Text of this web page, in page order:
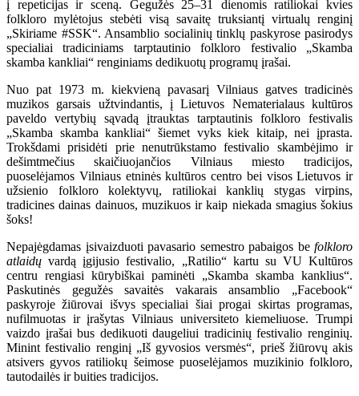
į repeticijas ir sceną. Gegužės 25–31 dienomis ratiliokai kvies
folkloro mylėtojus stebėti visą savaitę truksiantį virtualų renginį
„Skiriame #SSK“. Ansamblio socialinių tinklų paskyrose pasirodys
specialiai tradiciniams tarptautinio folkloro festivalio „Skamba
skamba kankliai“ renginiams dedikuotų programų įrašai.
Nuo pat 1973 m. kiekvieną pavasarį Vilniaus gatves tradicinės
muzikos garsais užtvindantis, į Lietuvos Nematerialaus kultūros
paveldo vertybių sąvadą įtrauktas tarptautinis folkloro festivalis
„Skamba skamba kankliai“ šiemet vyks kiek kitaip, nei įprasta.
Trokšdami prisidėti prie nenutrūkstamo festivalio skambėjimo ir
dešimtmečius skaičiuojančios Vilniaus miesto tradicijos,
puoselėjamos Vilniaus etninės kultūros centro bei visos Lietuvos ir
užsienio folkloro kolektyvų, ratiliokai kanklių stygas virpins,
tradicines dainas dainuos, muzikuos ir kaip niekada smagius šokius
šoks!
Nepajėgdamas įsivaizduoti pavasario semestro pabaigos be folkloro
atlaidų vardą įgijusio festivalio, „Ratilio“ kartu su VU Kultūros
centru rengiasi kūrybiškai paminėti „Skamba skamba kanklius“.
Paskutinės gegužės savaitės vakarais ansamblio „Facebook“
paskyroje žiūrovai išvys specialiai šiai progai skirtas programas,
nufilmuotas ir įrašytas Vilniaus universiteto kiemeliuose. Trumpi
vaizdo įrašai bus dedikuoti daugeliui tradicinių festivalio renginių.
Minint festivalio renginį „Iš gyvosios versmės“, prieš žiūrovų akis
atsivers gyvos ratiliokų šeimose puoselėjamos muzikinio folkloro,
tautodailės ir buities tradicijos.